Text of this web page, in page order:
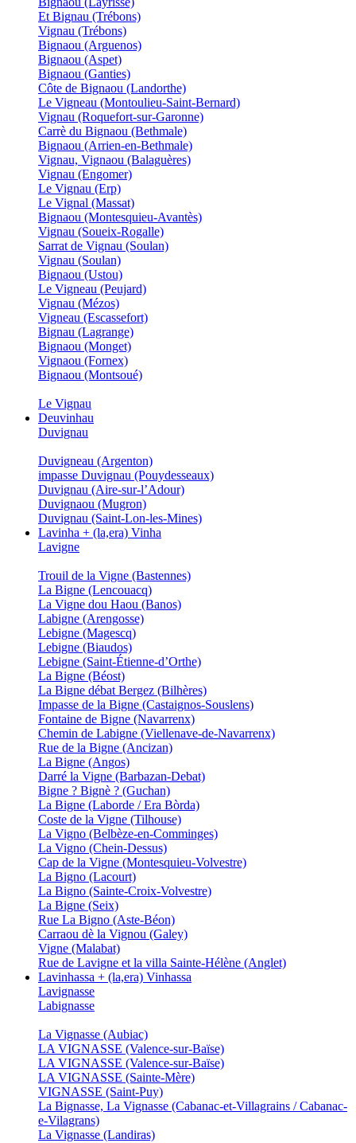
Et Bignau (Trébons)
Vignau (Trébons)
Bignaou (Arguenos)
Bignaou (Aspet)
Bignaou (Ganties)
Côte de Bignaou (Landorthe)
Le Vigneau (Montoulieu-Saint-Bernard)
Vignau (Roquefort-sur-Garonne)
Carrè du Bignaou (Bethmale)
Bignaou (Arrien-en-Bethmale)
Vignau, Vignaou (Balaguères)
Vignau (Engomer)
Le Vignau (Erp)
Le Vignal (Massat)
Bignaou (Montesquieu-Avantès)
Vignau (Soueix-Rogalle)
Sarrat de Vignau (Soulan)
Vignau (Soulan)
Bignaou (Ustou)
Le Vigneau (Peujard)
Vignau (Mézos)
Vigneau (Escassefort)
Bignau (Lagrange)
Bignaou (Monget)
Vignaou (Fornex)
Bignaou (Montsoué)
Le Vignau
Deuvinhau
Duvignau
Duvigneau (Argenton)
impasse Duvignau (Pouydesseaux)
Duvignau (Aire-sur-l’Adour)
Duvignaou (Mugron)
Duvignau (Saint-Lon-les-Mines)
Lavinha + (la,era) Vinha
Lavigne
Trouil de la Vigne (Bastennes)
La Bigne (Lencouacq)
La Vigne dou Haou (Banos)
Labigne (Arengosse)
Lebigne (Magescq)
Lebigne (Biaudos)
Lebigne (Saint-Étienne-d’Orthe)
La Bigne (Béost)
La Bigne débat Bergez (Bilhères)
Impasse de la Bigne (Castaignos-Souslens)
Fontaine de Bigne (Navarrenx)
Chemin de Labigne (Viellenave-de-Navarrenx)
Rue de la Bigne (Ancizan)
La Bigne (Angos)
Darré la Vigne (Barbazan-Debat)
Bigne ? Bignè ? (Guchan)
La Bigne (Laborde / Era Bòrda)
Coste de la Vigne (Tilhouse)
La Vigno (Belbèze-en-Comminges)
La Vigno (Chein-Dessus)
Cap de la Vigne (Montesquieu-Volvestre)
La Bigno (Lacourt)
La Bigno (Sainte-Croix-Volvestre)
La Bigne (Seix)
Rue La Bigno (Aste-Béon)
Carraou dè la Vignou (Galey)
Vigne (Malabat)
Rue de Lavigne et la villa Sainte-Hélène (Anglet)
Lavinhassa + (la,era) Vinhassa
Lavignasse
Labignasse
La Vignasse (Aubiac)
LA VIGNASSE (Valence-sur-Baïse)
LA VIGNASSE (Valence-sur-Baïse)
LA VIGNASSE (Sainte-Mère)
VIGNASSE (Saint-Puy)
La Bignasse, La Vignasse (Cabanac-et-Villagrains / Cabanac-
e-Vilagrans)
La Vignasse (Landiras)